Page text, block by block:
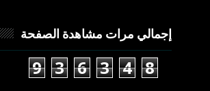
إجمالي مرات مشاهدة الصفحة
9 3 6 3 4 8